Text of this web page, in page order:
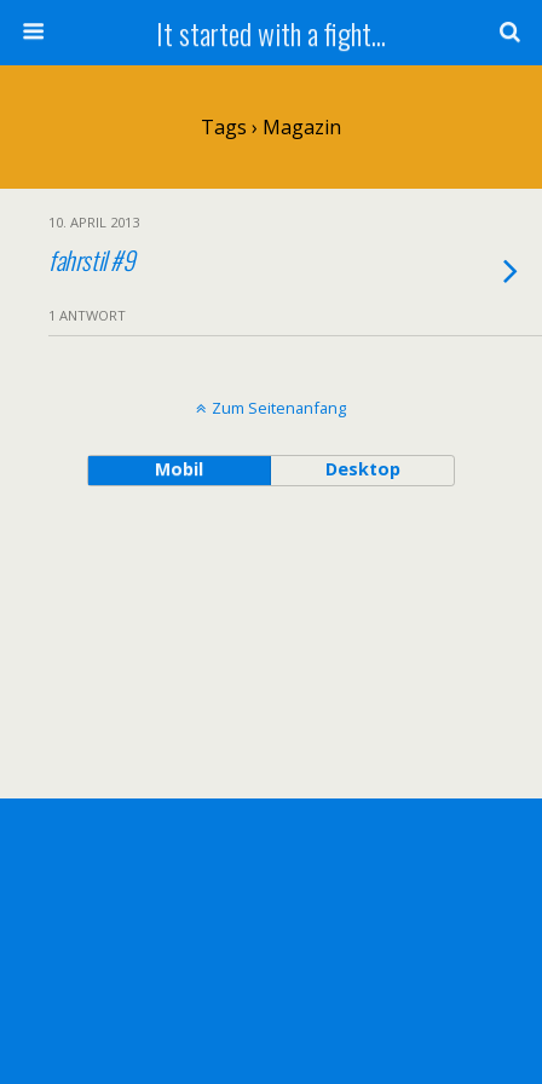
It started with a fight...
Tags › Magazin
10. APRIL 2013
fahrstil #9
1 ANTWORT
Zum Seitenanfang
Mobil Desktop